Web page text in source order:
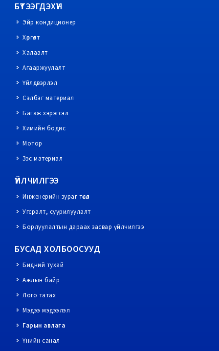
БҮТЭЭГДЭХҮҮН
Эйр кондиционер
Хөргөлт
Халаалт
Агааржуулалт
Үйлдвэрлэл
Сэлбэг материал
Багаж хэрэгсэл
Химийн бодис
Мотор
Зэс материал
ҮЙЛЧИЛГЭЭ
Инженерийн зураг төсөл
Угсралт, суурилуулалт
Борлуулалтын дараах засвар үйлчилгээ
БУСАД ХОЛБООСУУД
Бидний тухай
Ажлын байр
Лого татах
Мэдээ мэдээлэл
Гарын авлага
Үнийн санал